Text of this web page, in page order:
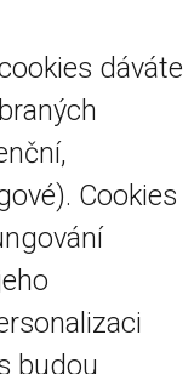
| Mapa webu
a
v ČR
dáváte
Cookies
budou